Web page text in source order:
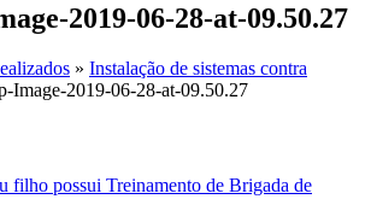
2019-06-28-at-09.50.27
» Instalação de sistemas contra
Image-2019-06-28-at-09.50.27
filho possui Treinamento de Brigada de